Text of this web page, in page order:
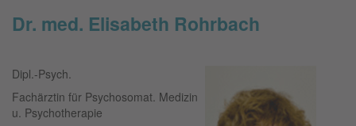
Dr. med. Elisabeth Rohrbach
Dipl.-Psych.
Fachärztin für Psychosomat. Medizin
u. Psychotherapie